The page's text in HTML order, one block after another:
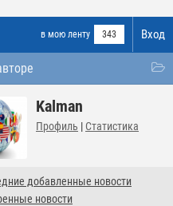
Вход
в мою ленту 343
Kalman
Профиль | Статистика
добавленные новости
новости